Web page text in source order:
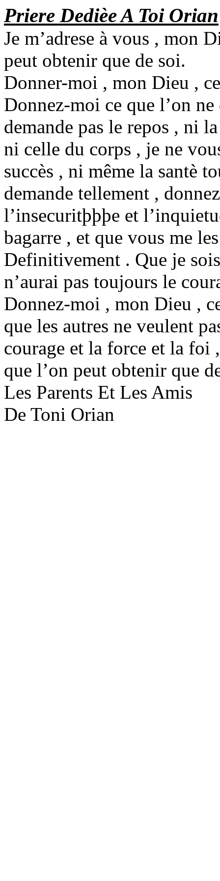
Priere Dedièe A Toi Orian
Je m’adrese à vous , mon
peut obtenir que de soi.
Donner-moi , mon Dieu ,
Donnez-moi ce que l’on
demande pas le repos , ni
ni celle du corps , je ne
succès , ni même la santè
demande tellement ,
l’insecuritþþþe et
bagarre , et que vous me
Definitivement . Que je
n’aurai pas toujours le
Donnez-moi , mon Dieu ,
que les autres ne veulent
courage et la force et la foi
que l’on peut obtenir que
Les Parents Et Les Amis
De Toni Orian